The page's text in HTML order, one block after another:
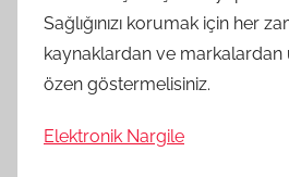
Sağlığınızı korumak için her
kaynaklardan ve
özen göstermelisiniz.
Elektronik Nargile